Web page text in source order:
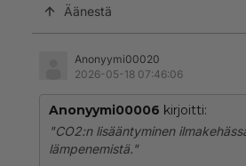
ymmärtäisi. Siinä tarkoitetaan siis
Äänestä
Anonyymi00020
2026-05-18 07:46:06
Anonyymi00006 kirjoitti:
"CO2:n lisääntyminen
lämpenemistä."